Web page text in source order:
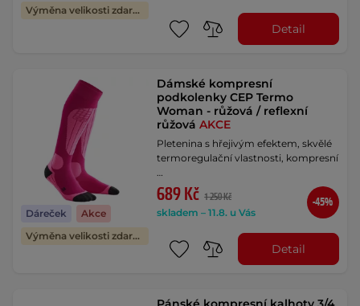
Výměna velikosti zdarma
Detail
Dáreček
Akce
Výměna velikosti zdarma
Dámské kompresní
podkolenky CEP Termo
Woman - růžová / reflexní
růžováAKCE
Pletenina s hřejivým efektem, skvělé
termoregulační vlastnosti, kompresní
…
689 Kč 1 250 Kč
skladem – 11.8. u Vás
-45%
Detail